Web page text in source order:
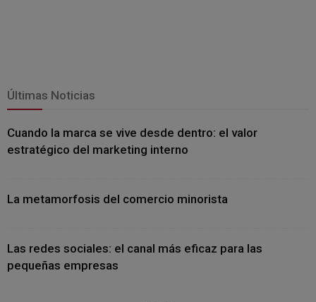
Últimas Noticias
Cuando la marca se vive desde dentro: el valor
estratégico del marketing interno
La metamorfosis del comercio minorista
Las redes sociales: el canal más eficaz para las
pequeñas empresas